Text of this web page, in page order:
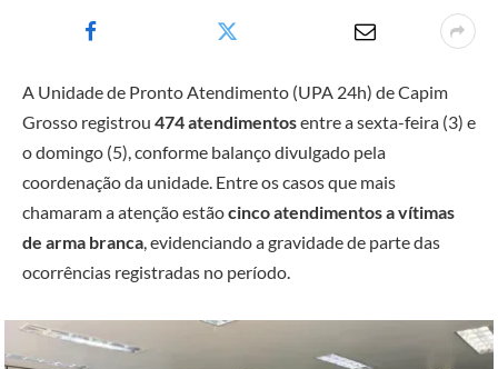
A Unidade de Pronto Atendimento (UPA 24h) de Capim
Grosso registrou 474 atendimentosentre a sexta-feira (3) e
o domingo (5), conforme balanço divulgado pela
coordenação da unidade. Entre os casos que mais
chamaram a atenção estãocinco atendimentos a vítimas
de arma branca, evidenciando a gravidade de parte das
ocorrências registradas no período.